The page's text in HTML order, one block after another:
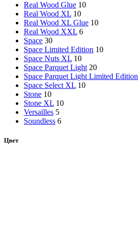
Real Wood Glue 10
Real Wood XL 10
Real Wood XL Glue 10
Real Wood XXL 6
Space 30
Space Limited Edition 10
Space Nuts XL 10
Space Parquet Light 20
Space Parquet Light Limited Edition
Space Select XL 10
Stone 10
Stone XL 10
Versailles 5
Soundless 6
Цвет